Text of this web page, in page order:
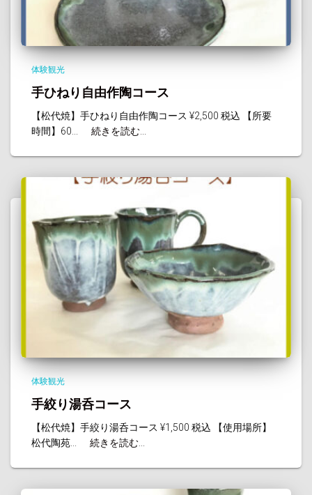
体験観光
手ひねり自由作陶コース
【松代焼】手ひねり自由作陶コース ¥2,500 税込 【所要
時間】60...
続きを読む...
体験観光
手絞り湯呑コース
【松代焼】手絞り湯呑コース ¥1,500 税込 【使用場所】
松代陶苑...
続きを読む...